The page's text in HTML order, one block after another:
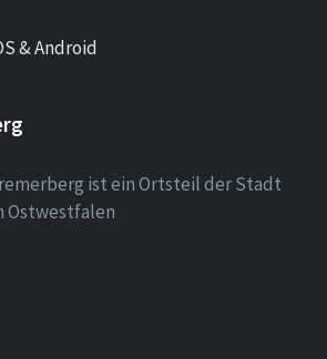
& Android
ist ein Ortsteil der Stadt
Ostwestfalen